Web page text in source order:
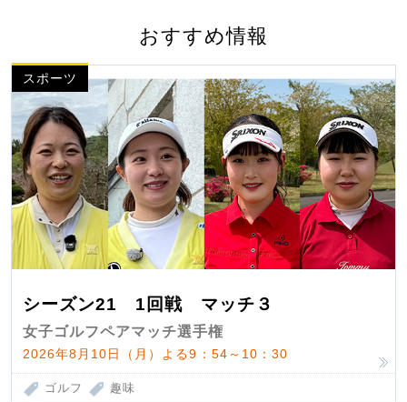
おすすめ情報
スポーツ
シーズン21 1回戦 マッチ３
女子ゴルフペアマッチ選手権
2026年8月10日（月）よる9：54～10：30
ゴルフ 趣味